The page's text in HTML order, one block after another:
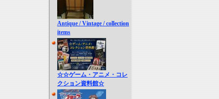
Antique / Vintage / collection
items
☆☆ゲーム・アニメ・コレ
クション資料館☆